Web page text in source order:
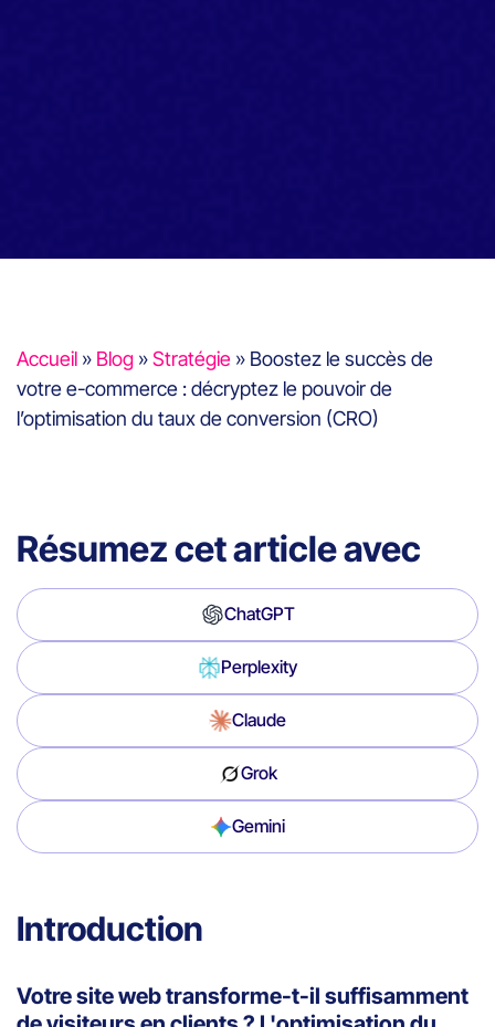
Accueil » Blog »Stratégie » Boostez le succès de
votre e-commerce : décryptez le pouvoir de
l’optimisation du taux de conversion (CRO)
Résumez cet article avec
ChatGPT
Perplexity
Claude
Grok
Gemini
Introduction
Votre site web transforme-t-il suffisamment